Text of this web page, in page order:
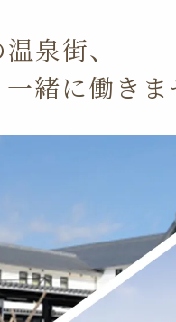
泉街、
緒に働きま